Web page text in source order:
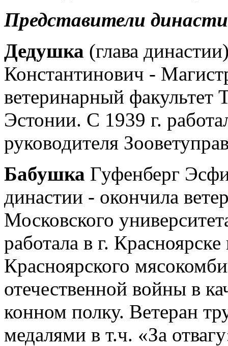
Представители
Дедушка (глава
Константинович -
ветеринарный факультет
Эстонии. С 1939 г.
руководителя
Бабушка Гуфенберг
династии - окончила
Московского
работала в г.
Красноярского
отечественной войны в
конном полку. Ветеран
медалями в т.ч. «За